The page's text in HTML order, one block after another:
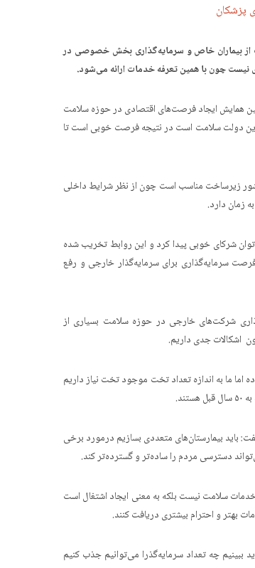
پزشکان
از بیماران خاص و سرمایه‌گذاری بخش خصوصی در
چون با همین تعرفه خدمات ارائه می‌شود.
همایش ایجاد فرصت‌های اقتصادی در حوزه سلامت
دولت سلامت است در نتیجه فرصت خوبی است تا
زیرساخت مناسب است چون از نظر شرایط داخلی
زمان دارد.
شرکای خوبی پیدا کرد و این روابط تخریب شده
سرمایه‌گذاری برای سرمایه‌گذار خارجی و رفع
شرکت‌های خارجی در حوزه سلامت بسیاری از
اشکالات جدی داریم.
ما به اندازه تعداد تخت موجود تخت نیاز داریم
باید بیمارستان‌های متعددی بسازیم درمورد برخی
دسترسی مردم را ساده‌تر و گسترده‌تر کند.
سلامت نیست بلکه به معنی ایجاد اشتغال است
بهتر و احترام بیشتری دریافت کنند.
چه تعداد سرمایه‌گذرا می‌توانیم جذب کنیم